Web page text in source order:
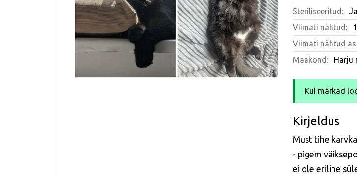
Steriliseeritud:
Viimati nähtud:
Viimati nähtud
Maakond:
Harju
Kui märkad
Kirjeldus
Must tihe
- pigem
ei ole eriline